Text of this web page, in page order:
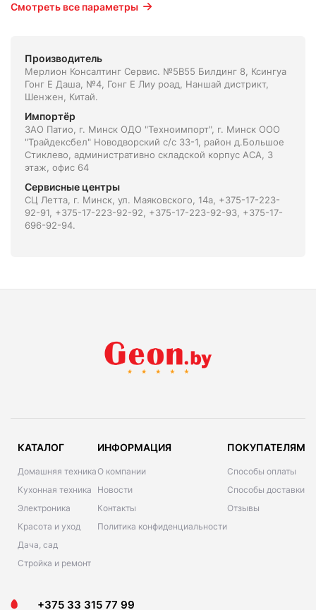
Смотреть все параметры
Производитель
Мерлион Консалтинг Сервис. №5В55 Билдинг 8, Ксингуа
Гонг Е Даша, №4, Гонг Е Лиу роад, Наншай дистрикт,
Шенжен, Китай.
Импортёр
ЗАО Патио, г. Минск ОДО "Техноимпорт", г. Минск ООО
"Трайдексбел" Новодворский с/с 33-1, район д.Большое
Стиклево, административно складской корпус АСА, 3
этаж, офис 64
Сервисные центры
СЦ Летта, г. Минск, ул. Маяковского, 14а, +375-17-223-
92-91, +375-17-223-92-92, +375-17-223-92-93, +375-17-
696-92-94.
КАТАЛОГ
Домашняя техника
Кухонная техника
Электроника
Красота и уход
Дача, сад
Стройка и ремонт
ИНФОРМАЦИЯ
О компании
Новости
Контакты
Политика конфиденциальности
ПОКУПАТЕЛЯМ
Способы оплаты
Способы доставки
Отзывы
+375 33 315 77 99